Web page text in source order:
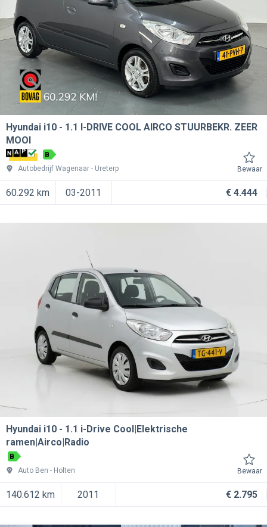
Hyundai i10
1.1 I-DRIVE COOL AIRCO STUURBEKR. ZEER
MOOI
B
Autobedrijf Wagenaar
Ureterp Bewaar
60.292 km 03-2011 € 4.444
Hyundai i10
1.1 i-Drive Cool|Elektrische
ramen|Airco|Radio
B
Auto Ben
Holten Bewaar
140.612 km 2011 € 2.795